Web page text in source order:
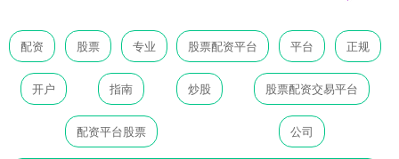
配资 股票 专业 股票配资平台 平台 正规
开户 指南 炒股 股票配资交易平台
配资平台股票 公司